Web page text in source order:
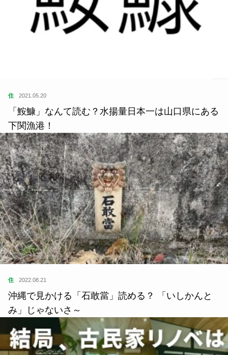
住 2021.05.20
「鮟鱇」なんて読む？水揚量日本一は山口県にある
下関漁港！
住 2022.08.21
沖縄で見かける「石敢當」読める？ 「いしかんと
み」じゃないさ～